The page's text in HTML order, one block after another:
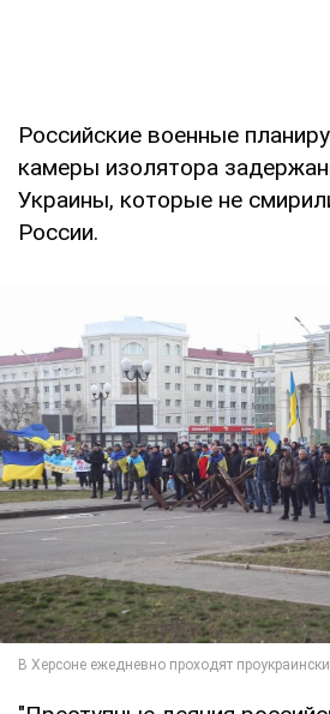
Российские военные
камеры изолятора
Украины, которые не
России.